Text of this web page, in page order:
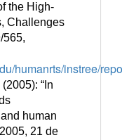
the High-
Challenges
565,
humanrts/instree/
“In
human
21 de